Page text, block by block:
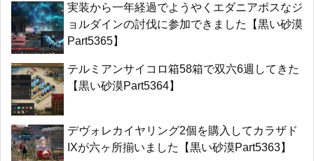
実装から一年経過でようやくエダニアボスなジ
ョルダインの討伐に参加できました【黒い砂漠
Part5365】
テルミアンサイコロ箱58箱で双六6週してきた
【黒い砂漠Part5364】
デヴォレカイヤリング2個を購入してカラザド
IXが六ヶ所揃いました【黒い砂漠Part5363】